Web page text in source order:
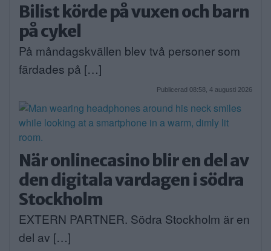
Bilist körde på vuxen och barn
på cykel
På måndagskvällen blev två personer som
färdades på […]
Publicerad 08:58, 4 augusti 2026
När onlinecasino blir en del av
den digitala vardagen i södra
Stockholm
EXTERN PARTNER. Södra Stockholm är en
del av […]